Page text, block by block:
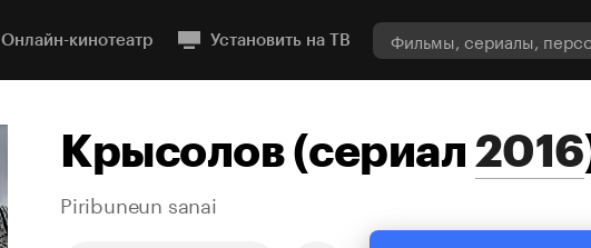
Онлайн-кинотеатр Установить на ТВ
Крысолов(сериал2016
Piribuneun sanai